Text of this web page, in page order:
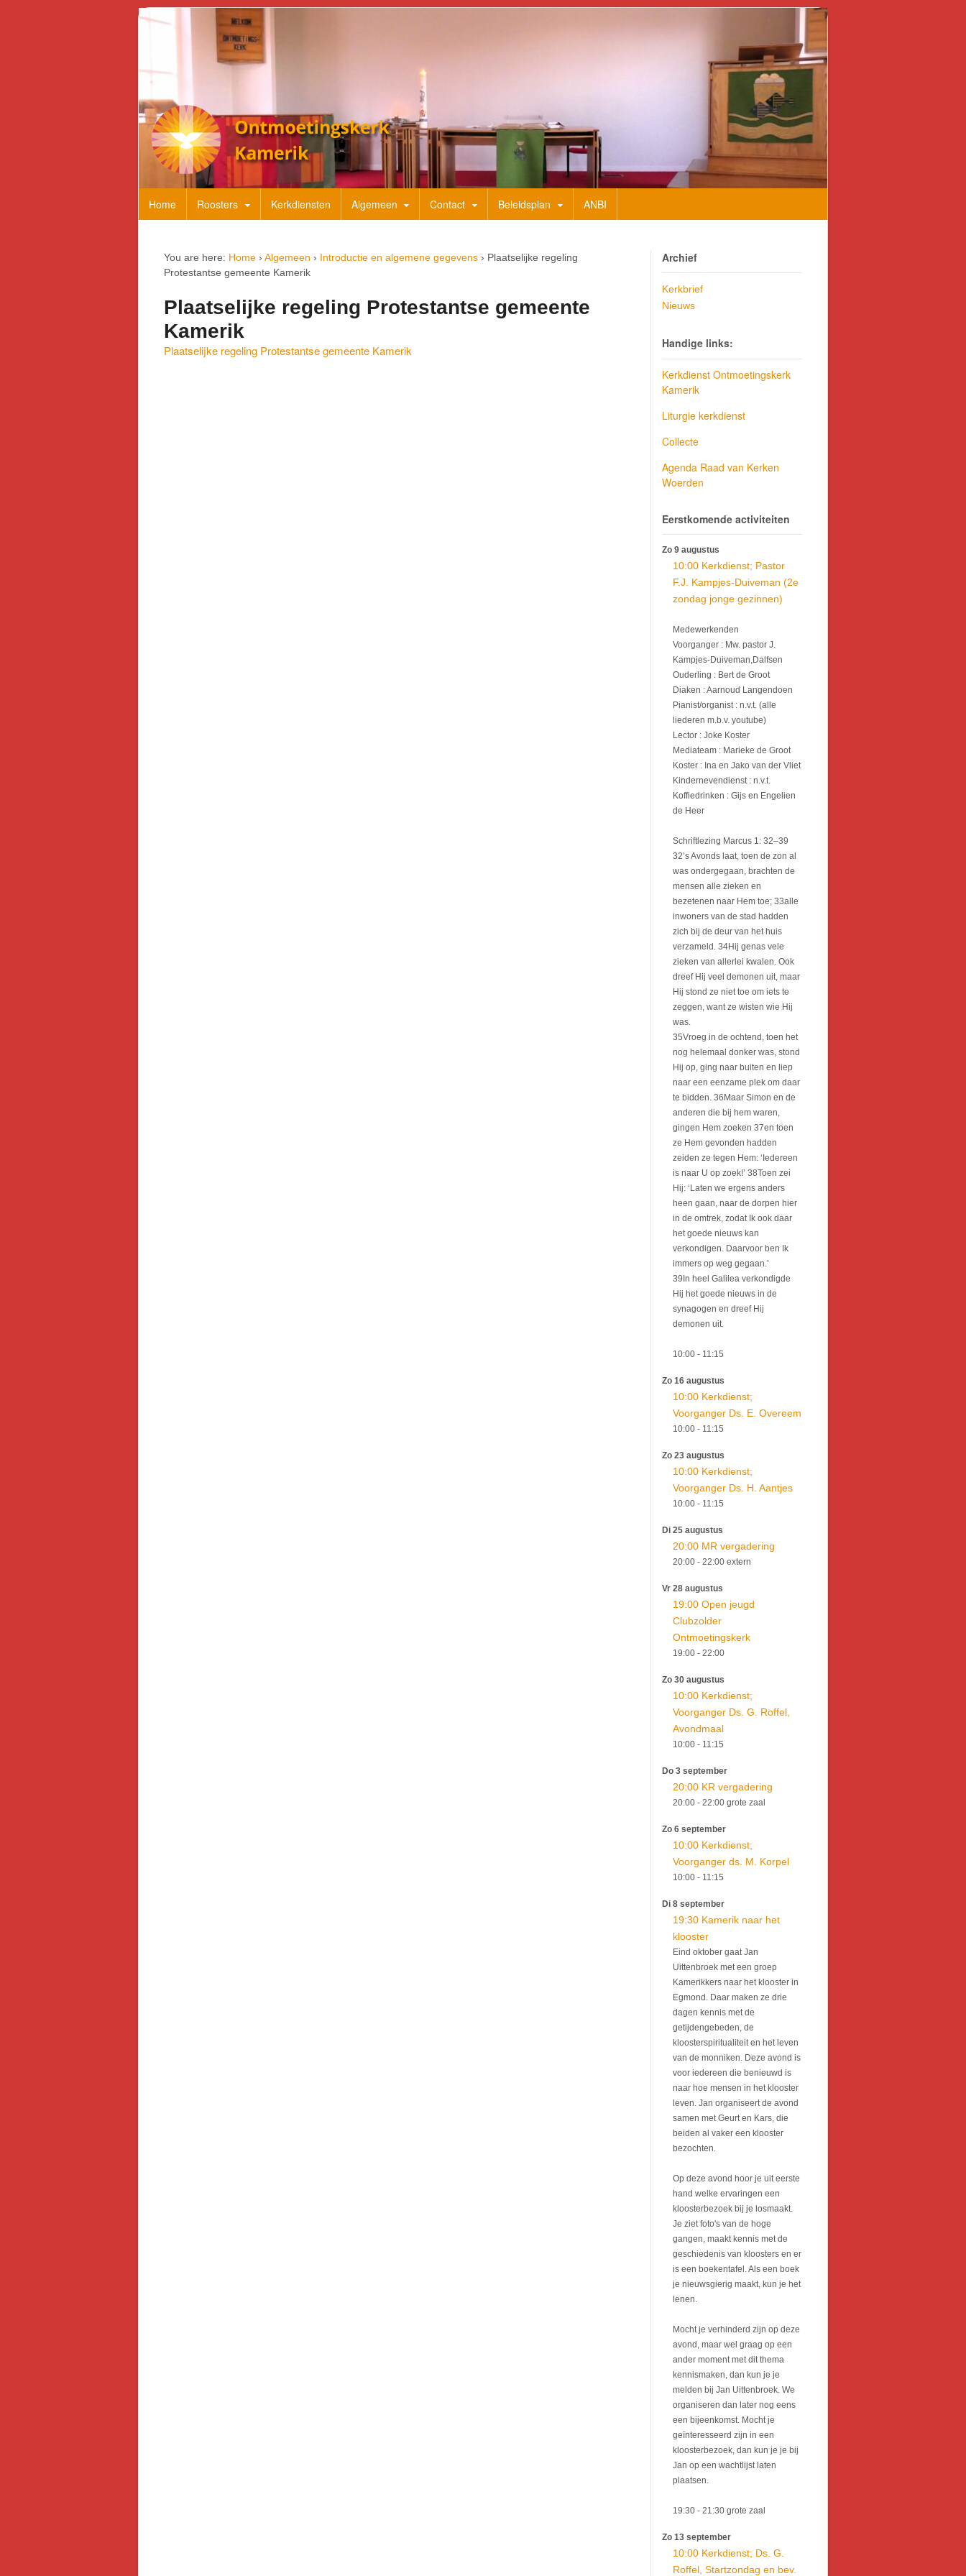
Home Roosters Kerkdiensten Algemeen Contact Beleidsplan ANBI
You are here: Home › Algemeen › Introductie en algemene gegevens › Plaatselijke regeling
Protestantse gemeente Kamerik
Plaatselijke regeling Protestantse gemeente
Kamerik
Plaatselijke regeling Protestantse gemeente Kamerik
Archief
Kerkbrief
Nieuws
Handige links:
Kerkdienst Ontmoetingskerk
Kamerik
Liturgie kerkdienst
Collecte
Agenda Raad van Kerken
Woerden
Eerstkomende activiteiten
Zo 9 augustus
10:00 Kerkdienst; Pastor
F.J. Kampjes-Duiveman (2e
zondag jonge gezinnen)
Medewerkenden
Voorganger : Mw. pastor J.
Kampjes-Duiveman,Dalfsen
Ouderling : Bert de Groot
Diaken : Aarnoud Langendoen
Pianist/organist : n.v.t. (alle
liederen m.b.v. youtube)
Lector : Joke Koster
Mediateam : Marieke de Groot
Koster : Ina en Jako van der Vliet
Kindernevendienst : n.v.t.
Koffiedrinken : Gijs en Engelien
de Heer
Schriftlezing Marcus 1: 32–39
32’s Avonds laat, toen de zon al
was ondergegaan, brachten de
mensen alle zieken en
bezetenen naar Hem toe; 33alle
inwoners van de stad hadden
zich bij de deur van het huis
verzameld. 34Hij genas vele
zieken van allerlei kwalen. Ook
dreef Hij veel demonen uit, maar
Hij stond ze niet toe om iets te
zeggen, want ze wisten wie Hij
was.
35Vroeg in de ochtend, toen het
nog helemaal donker was, stond
Hij op, ging naar buiten en liep
naar een eenzame plek om daar
te bidden. 36Maar Simon en de
anderen die bij hem waren,
gingen Hem zoeken 37en toen
ze Hem gevonden hadden
zeiden ze tegen Hem: ‘Iedereen
is naar U op zoek!’ 38Toen zei
Hij: ‘Laten we ergens anders
heen gaan, naar de dorpen hier
in de omtrek, zodat Ik ook daar
het goede nieuws kan
verkondigen. Daarvoor ben Ik
immers op weg gegaan.’
39In heel Galilea verkondigde
Hij het goede nieuws in de
synagogen en dreef Hij
demonen uit.
10:00 - 11:15
Zo 16 augustus
10:00 Kerkdienst;
Voorganger Ds. E. Overeem
10:00 - 11:15
Zo 23 augustus
10:00 Kerkdienst;
Voorganger Ds. H. Aantjes
10:00 - 11:15
Di 25 augustus
20:00 MR vergadering
20:00 - 22:00extern
Vr 28 augustus
19:00 Open jeugd
Clubzolder
Ontmoetingskerk
19:00 - 22:00
Zo 30 augustus
10:00 Kerkdienst;
Voorganger Ds. G. Roffel,
Avondmaal
10:00 - 11:15
Do 3 september
20:00 KR vergadering
20:00 - 22:00grote zaal
Zo 6 september
10:00 Kerkdienst;
Voorganger ds. M. Korpel
10:00 - 11:15
Di 8 september
19:30 Kamerik naar het
klooster
Eind oktober gaat Jan
Uittenbroek met een groep
Kamerikkers naar het klooster in
Egmond. Daar maken ze drie
dagen kennis met de
getijdengebeden, de
kloosterspiritualiteit en het leven
van de monniken. Deze avond is
voor iedereen die benieuwd is
naar hoe mensen in het klooster
leven. Jan organiseert de avond
samen met Geurt en Kars, die
beiden al vaker een klooster
bezochten.
Op deze avond hoor je uit eerste
hand welke ervaringen een
kloosterbezoek bij je losmaakt.
Je ziet foto's van de hoge
gangen, maakt kennis met de
geschiedenis van kloosters en er
is een boekentafel. Als een boek
je nieuwsgierig maakt, kun je het
lenen.
Mocht je verhinderd zijn op deze
avond, maar wel graag op een
ander moment met dit thema
kennismaken, dan kun je je
melden bij Jan Uittenbroek. We
organiseren dan later nog eens
een bijeenkomst. Mocht je
geïnteresseerd zijn in een
kloosterbezoek, dan kun je je bij
Jan op een wachtlijst laten
plaatsen.
19:30 - 21:30grote zaal
Zo 13 september
10:00 Kerkdienst; Ds. G.
Roffel, Startzondag en bev.